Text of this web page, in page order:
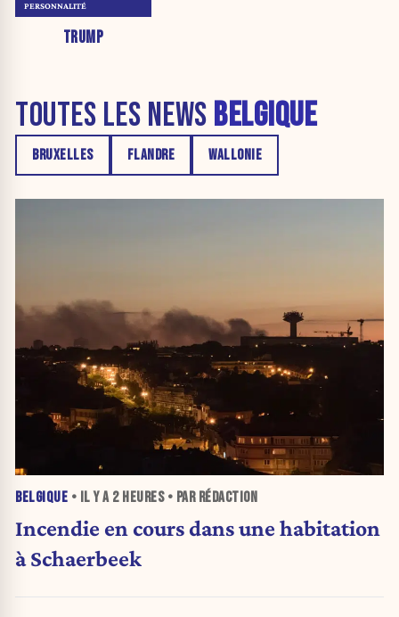
TRUMP
PERSONNALITÉ
TOUTES LES NEWS BELGIQUE
BRUXELLES FLANDRE WALLONIE
BELGIQUE • IL Y A 2 HEURES• PAR RÉDACTION
Incendie en cours dans une habitation
à Schaerbeek